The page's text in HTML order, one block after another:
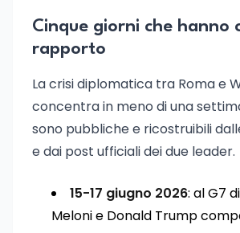
Cinque giorni che hanno
rapporto
La crisi diplomatica tra Roma e
concentra in meno di una
sono pubbliche e ricostruibili
e dai post ufficiali dei due leader.
15-17 giugno 2026: al G7
Meloni e Donald Trump